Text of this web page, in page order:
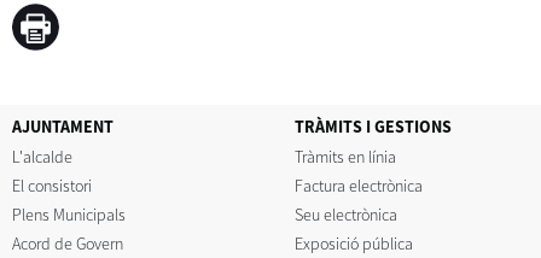
AJUNTAMENT
L'alcalde
El consistori
Plens Municipals
Acord de Govern
TRÀMITS I GESTIONS
Tràmits en línia
Factura electrònica
Seu electrònica
Exposició pública